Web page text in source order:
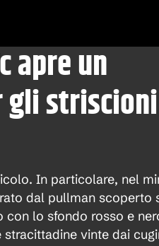
apre un
gli striscioni
In particolare, nel
dal pullman scoperto
con lo sfondo rosso e
vinte dai